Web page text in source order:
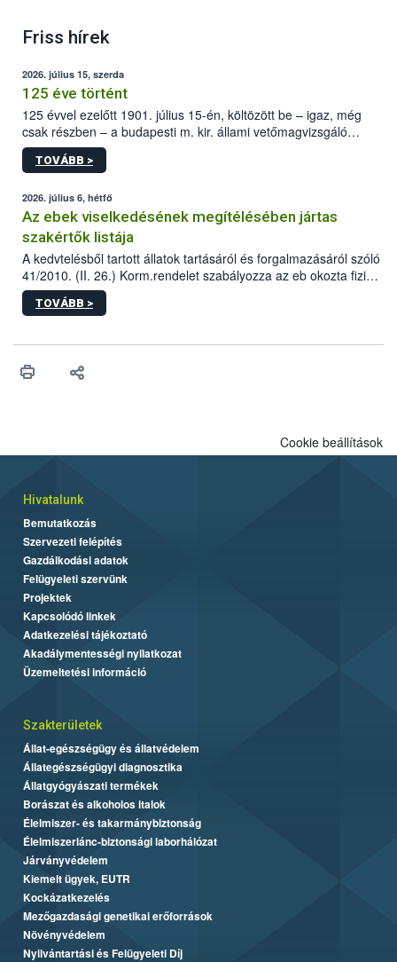
Friss hírek
2026. július 15, szerda
125 éve történt
125 évvel ezelőtt 1901. július 15-én, költözött be – igaz, még
csak részben – a budapesti m. kir. állami vetőmagvizsgáló
állomás a Kis Rókus utca 15. szám alatti, Czigler Győző által
tervezett új épületébe.
TOVÁBB >
2026. július 6, hétfő
Az ebek viselkedésének megítélésében jártas
szakértők listája
A kedvtelésből tartott állatok tartásáról és forgalmazásáról szóló
41/2010. (II. 26.) Korm.rendelet szabályozza az eb okozta fizikai
sérülés, illetve ennek veszélye keletkezésekor felmerülő
hatósági feladatokat, valamint a veszélyes eb tartását és annak
vonni az ebek viselkedésének megítélésében jártas szakértőt.
TOVÁBB >
Cookie beállítások
Hivatalunk
Bemutatkozás
Szervezeti felépítés
Gazdálkodási adatok
Felügyeleti szervünk
Projektek
Kapcsolódó linkek
Adatkezelési tájékoztató
Akadálymentességi nyilatkozat
Üzemeltetési információ
Szakterületek
Állat-egészségügy és állatvédelem
Állategészségügyi diagnosztika
Állatgyógyászati termékek
Borászat és alkoholos italok
Élelmiszer- és takarmánybiztonság
Élelmiszerlánc-biztonsági laborhálózat
Járványvédelem
Kiemelt ügyek, EUTR
Kockázatkezelés
Mezőgazdasági genetikai erőforrások
Növényvédelem
Nyilvántartási és Felügyeleti Díj